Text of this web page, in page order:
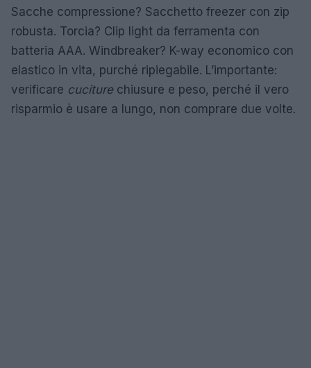
Sacche compressione? Sacchetto freezer con zip
robusta. Torcia? Clip light da ferramenta con
batteria AAA. Windbreaker? K-way economico con
elastico in vita, purché ripiegabile. L’importante:
verificare cuciturechiusure e peso, perché il vero
risparmio è usare a lungo, non comprare due volte.